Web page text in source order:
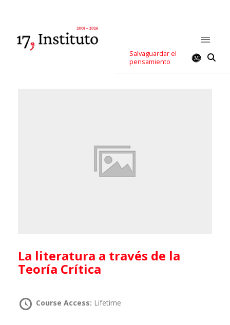
Salvaguardar el
pensamiento
La literatura a través de la
Teoría Crítica
Course Access: Lifetime